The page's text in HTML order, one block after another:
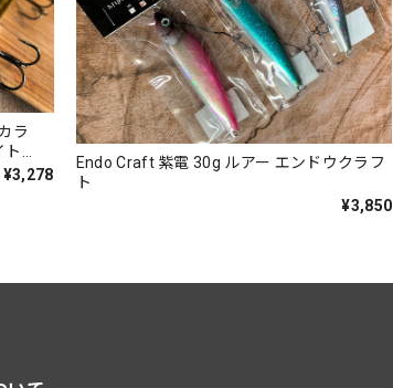
ラ
ト
¥3,278
Endo Craft 紫電 30g ルアー エンドウクラフ
ト
¥3,850